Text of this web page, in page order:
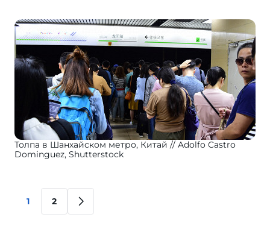
Толпа в Шанхайском метро, Китай
Adolfo Castro
Dominguez, Shutterstock
1 2